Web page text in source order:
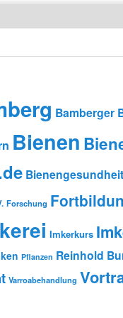
Bamberger
Bienen
Bienengesundheit
Forschung
Imkerkurs
Pflanzen Reinhold
Varroabehandlung